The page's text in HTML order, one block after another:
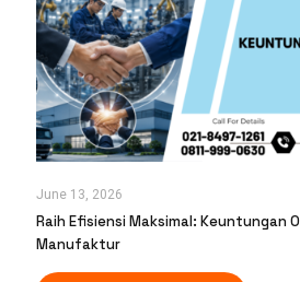
June 13, 2026
Raih Efisiensi Maksimal: Keuntungan
Manufaktur